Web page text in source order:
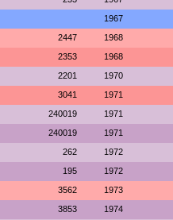
1967
2447 1968
2353 1968
2201 1970
3041 1971
240019 1971
240019 1971
262 1972
195 1972
3562 1973
3853 1974